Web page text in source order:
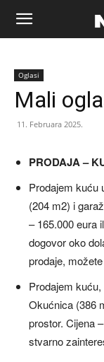
Naša
riječ
Oglasi
Mali
11. Februara 2025.
PRODAJA –
Prodajem kuću
(204 m2) i
– 165.000 eura
dogovor oko
prodaje,
Prodajem
Okućnica (386
prostor. Cijena
stvarno